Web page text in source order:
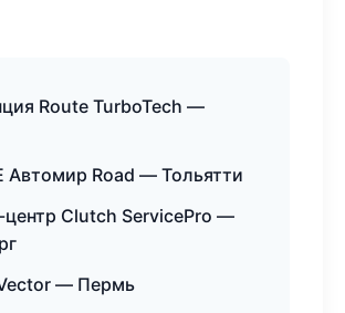
Route TurboTech —
Автомир Road — Тольятти
Clutch ServicePro —
— Пермь